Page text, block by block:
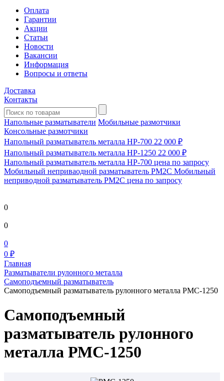
Оплата
Гарантии
Акции
Статьи
Новости
Вакансии
Информация
Вопросы и ответы
Доставка
Контакты
Напольные разматыватели Мобильные размотчики
Консольные размотчики
Напольный разматыватель металла HP-700 22 000 ₽
Напольный разматыватель металла HP-1250 22 000 ₽
Напольный разматыватель металла HP-700 цена по запросу
Мобильный непривaодной разматыватель РМ2С Мобильный
неприводной разматыватель РМ2С цена по запросу
0
0
0
0 ₽
Главная
Разматыватели рулонного металла
Самоподъемный разматыватель
Самоподъемный разматыватель рулонного металла РМС-1250
Самоподъемный
разматыватель рулонного
металла РМС-1250